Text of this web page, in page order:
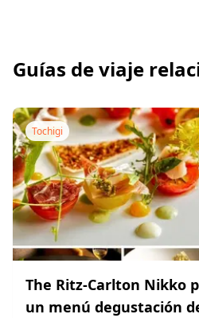
Guías de viaje
Tochigi
The Ritz-Carlton Nikko
un menú degustación